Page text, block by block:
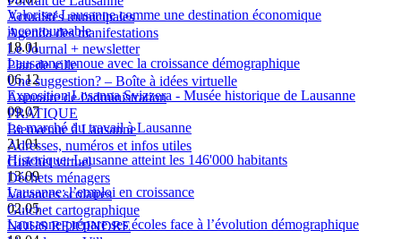
Valoriser Lausanne comme une destination économique
incontournable
18.01
Lausanne renoue avec la croissance démographique
06.12
Exposition Losanna Svizzera - Musée historique de Lausanne
09.07
Le marché du travail à Lausanne
21.01
Historique: Lausanne atteint les 146'000 habitants
13.09
Lausanne: l’emploi en croissance
02.05
Lausanne prépare ses écoles face à l’évolution démographique
Actualités municipales
Agenda des manifestations
Le Journal + newsletter
Plan de ville
Une suggestion? – Boîte à idées virtuelle
Annuaire de l'administration
PRATIQUE
Bienvenue à Lausanne
Adresses, numéros et infos utiles
Guichet virtuel
Déchets ménagers
Vacances scolaires
Guichet cartographique
NOUS REJOINDRE